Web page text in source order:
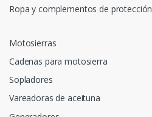
Ropa y complementos de protección
Motosierras
Cadenas para motosierra
Sopladores
Vareadoras de aceituna